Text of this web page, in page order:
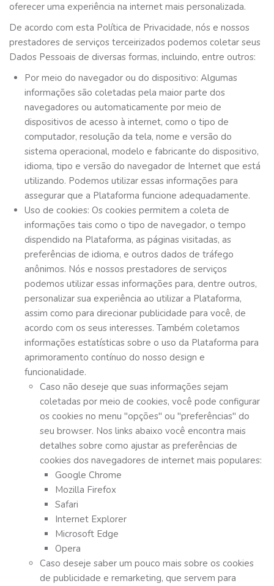
oferecer uma experiência na internet mais personalizada.
De acordo com esta Política de Privacidade, nós e nossos
prestadores de serviços terceirizados podemos coletar seus
Dados Pessoais de diversas formas, incluindo, entre outros:
Por meio do navegador ou do dispositivo: Algumas
informações são coletadas pela maior parte dos
navegadores ou automaticamente por meio de
dispositivos de acesso à internet, como o tipo de
computador, resolução da tela, nome e versão do
sistema operacional, modelo e fabricante do dispositivo,
idioma, tipo e versão do navegador de Internet que está
utilizando. Podemos utilizar essas informações para
assegurar que a Plataforma funcione adequadamente.
Uso de cookies: Os cookies permitem a coleta de
informações tais como o tipo de navegador, o tempo
dispendido na Plataforma, as páginas visitadas, as
preferências de idioma, e outros dados de tráfego
anônimos. Nós e nossos prestadores de serviços
podemos utilizar essas informações para, dentre outros,
personalizar sua experiência ao utilizar a Plataforma,
assim como para direcionar publicidade para você, de
acordo com os seus interesses. Também coletamos
informações estatísticas sobre o uso da Plataforma para
aprimoramento contínuo do nosso design e
funcionalidade.
Caso não deseje que suas informações sejam
coletadas por meio de cookies, você pode configurar
os cookies no menu "opções" ou "preferências" do
seu browser. Nos links abaixo você encontra mais
detalhes sobre como ajustar as preferências de
cookies dos navegadores de internet mais populares:
Google Chrome
Mozilla Firefox
Safari
Internet Explorer
Microsoft Edge
Opera
Caso deseje saber um pouco mais sobre os cookies
de publicidade e remarketing, que servem para